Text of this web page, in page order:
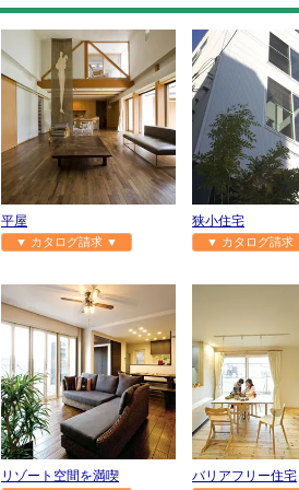
平屋
▼ カタログ請求 ▼
狭小住宅
▼ カタログ請
リゾート空間を満喫
バリアフリー住宅